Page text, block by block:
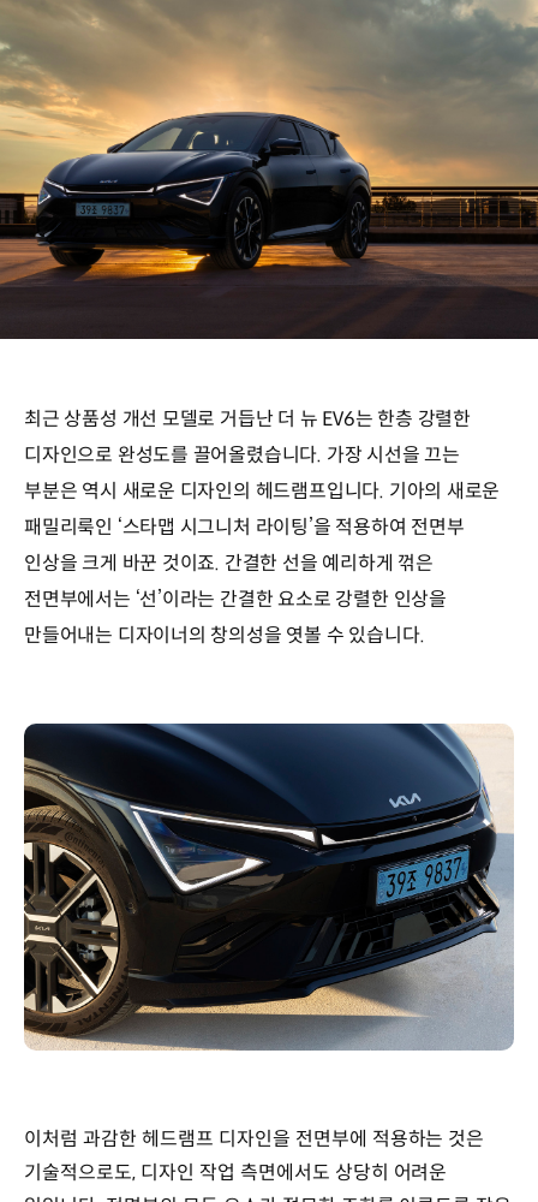
최근 상품성 개선 모델로 거듭난 더 뉴 EV6는 한층 강렬한
디자인으로 완성도를 끌어올렸습니다. 가장 시선을 끄는
부분은 역시 새로운 디자인의 헤드램프입니다. 기아의 새로운
패밀리룩인 ‘스타맵 시그니처 라이팅’을 적용하여 전면부
인상을 크게 바꾼 것이죠. 간결한 선을 예리하게 꺾은
전면부에서는 ‘선’이라는 간결한 요소로 강렬한 인상을
만들어내는 디자이너의 창의성을 엿볼 수 있습니다.
이처럼 과감한 헤드램프 디자인을 전면부에 적용하는 것은
기술적으로도, 디자인 작업 측면에서도 상당히 어려운